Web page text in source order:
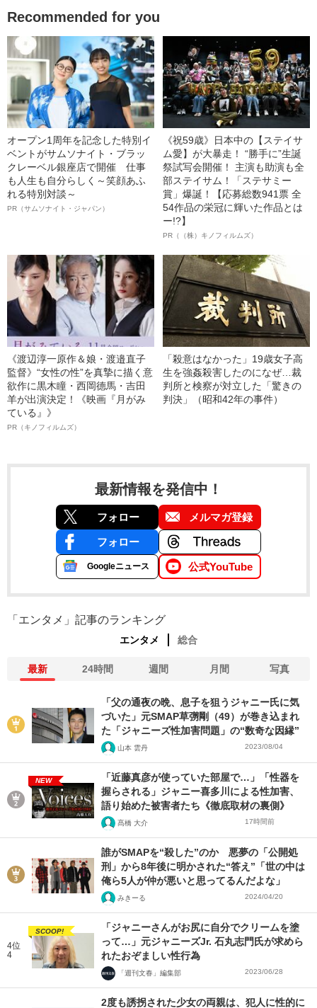
Recommended for you
オープン1周年を記念した特別イ
ベントがサムソナイト・ブラッ
クレーベル銀座店で開催 仕事
も人生も自分らしく～笑顔あふ
れる特別対談～
PR（サムソナイト・ジャパン）
《祝59歳》日本中の【ステイサ
ム愛】が大暴走！ “勝手に”生誕
祭試写会開催！ 主演も助演も全
部ステイサム！「ステサミー
賞」爆誕！【応募総数941票 全
54作品の栄冠に輝いた作品とは
ー!?】
PR（（株）キノフィルムズ）
《渡辺淳一原作＆娘・渡邉直子
監督》“女性の性”を真摯に描く意
欲作に黒木瞳・西岡德馬・吉田
羊が出演決定！《映画『月がみ
ている』》
PR（キノフィルムズ）
「殺意はなかった」19歳女子高
生を強姦殺害したのになぜ…裁
判所と検察が対立した「驚きの
判決」（昭和42年の事件）
最新情報を発信中！
フォロー メルマガ登録
フォロー
Googleニュース 公式YouTube
「エンタメ」記事のランキング
エンタメ 総合
最新 24時間 週間 月間 写真
「父の通夜の晩、息子を狙うジャニー氏に気
づいた」元SMAP草彅剛（49）が巻き込まれ
た「ジャニーズ性加害問題」の“数奇な因縁”
山本 雲丹 2023/08/04
NEW
「近藤真彦が使っていた部屋で…」「性器を
握らされる」ジャニー喜多川による性加害、
語り始めた被害者たち《徹底取材の裏側》
髙橋 大介 17時間前
誰がSMAPを“殺した”のか 悪夢の「公開処
刑」から8年後に明かされた“答え”「世の中は
俺ら5人が仲が悪いと思ってるんだよな」
みきーる 2024/04/20
4位
4
SCOOP!
「ジャニーさんがお尻に自分でクリームを塗
って…」元ジャニーズJr. 石丸志門氏が求めら
れたおぞましい性行為
「週刊文春」編集部 2023/06/28
2度も誘拐された少女の両親は、犯人に性的に